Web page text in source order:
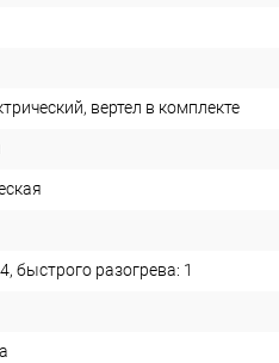
вертел в комплекте
быстрого разогрева: 1